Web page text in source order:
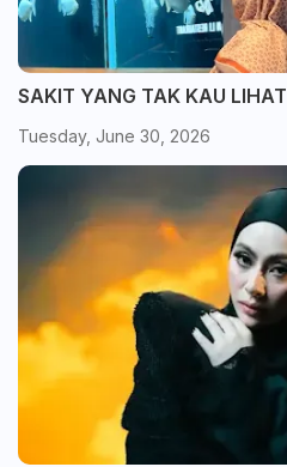
SAKIT YANG TAK KAU LIHAT
Tuesday, June 30, 2026